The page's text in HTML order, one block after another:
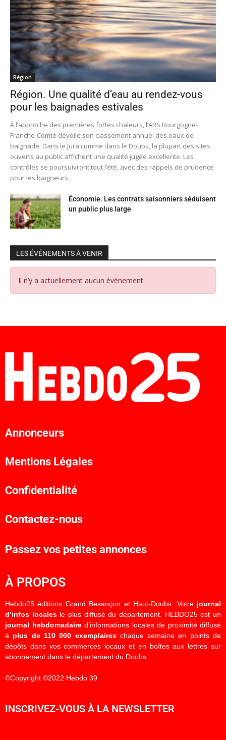
Région
Région. Une qualité d’eau au rendez-vous
pour les baignades estivales
À l’approche des premières fortes chaleurs, l’ARS Bourgogne-
Franche-Comté dévoile son classement annuel des eaux de
baignade. Dans le Jura comme dans le Doubs, la plupart des sites
ouverts au public affichent une qualité jugée excellente. Les
contrôles se poursuivront tout l’été, avec des rappels de prudence
pour les baigneurs.
Économie. Les contrats saisonniers séduisent
un public plus large
LES ÉVÉNEMENTS À VENIR
Il n’y a actuellement aucun évènement.
Annonceurs
Mentions Légales
Confidentialité
Contactez-nous
Passez vos petites annonces
À PROPOS
Hebdo25 éditions Grand Besançon et Haut-Doubs. Votre journal
d’infos localesle plus diffusé du département. HEBDO25 est un
journal hebdomadaired’informations locales de proximité diffusé
à plus de 110 000 exemplaireschaque semaine en points de
dépôts dans vos commerces locaux et en boîtes aux lettres sur
abonnement dans le département du Doubs.
©Copyright ©2022 Hebdo 39
INSCRIVEZ-VOUS À LA NEWSLETTER